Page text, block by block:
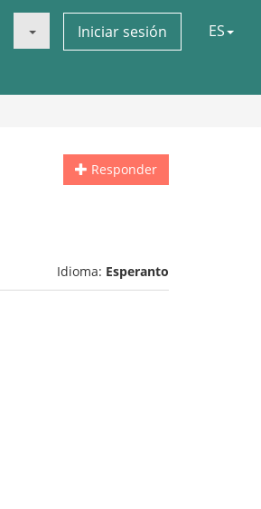
Iniciar sesión ES
Responder
Idioma: Esperanto